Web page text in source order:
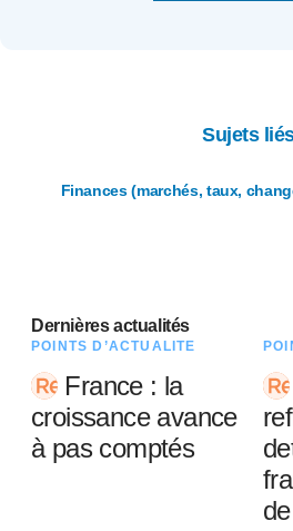
Sujets
Finances (marchés, taux,
Dernières actualités
POINTS D’ACTUALITÉ
France : la
croissance avance
à pas comptés